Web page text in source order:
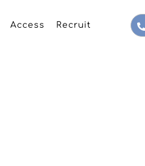
Access Recruit